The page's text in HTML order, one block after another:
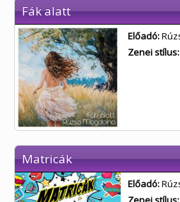
Fák alatt
Előadó:
Zenei stílus:
Matricák
Előadó: